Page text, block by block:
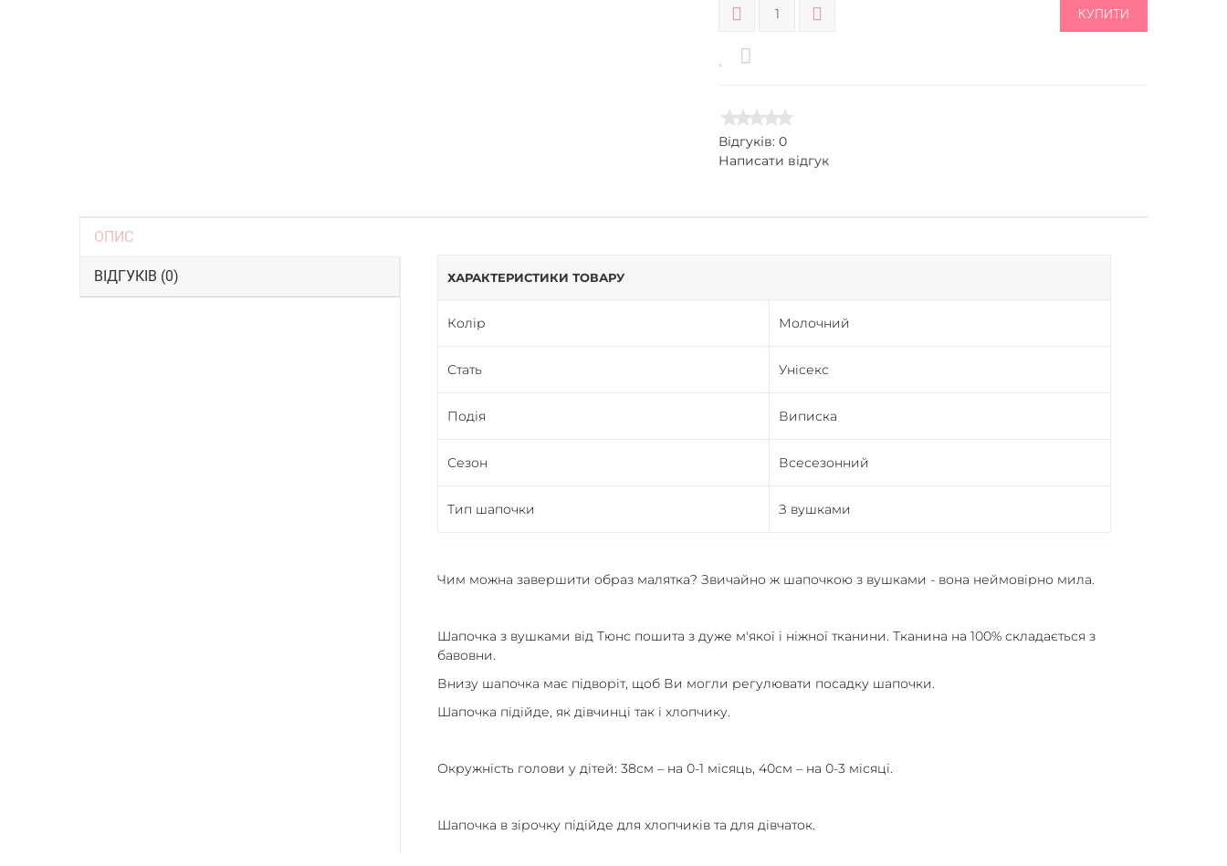
КУПИТИ
Відгуків: 0
Написати відгук
ОПИС
ВІДГУКІВ (0) ХАРАКТЕРИСТИКИ ТОВАРУ
Колір Молочний
Стать Унісекс
Подія Виписка
Сезон Всесезонний
Тип шапочки З вушками
Чим можна завершити образ малятка? Звичайно ж шапочкою з вушками - вона неймовірно мила.
Шапочка з вушками від Тюнс пошита з дуже м'якої і ніжної тканини. Тканина на 100% складається з
бавовни.
Внизу шапочка має підворіт, щоб Ви могли регулювати посадку шапочки.
Шапочка підійде, як дівчинці так і хлопчику.
Окружність голови у дітей: 38см – на 0-1 місяць, 40см – на 0-3 місяці.
Шапочка в зірочку підійде для хлопчиків та для дівчаток.